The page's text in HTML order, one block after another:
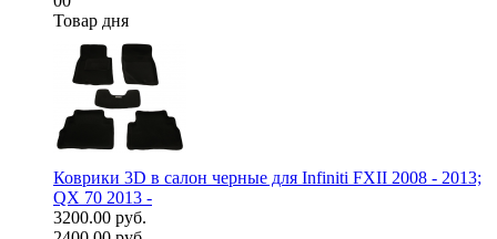
Товар дня
Коврики 3D в салон черные для Infiniti FXII 2008 - 2013;
QX 70 2013 -
3200.00 руб.